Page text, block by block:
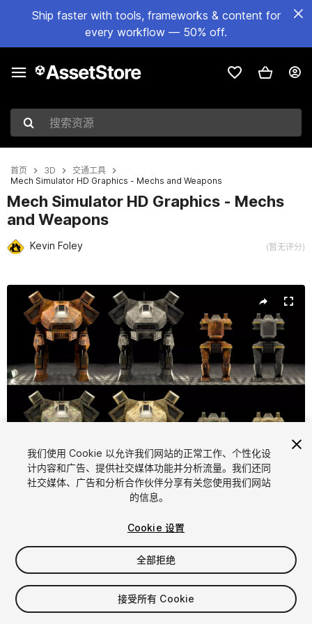
Ship faster with tools, frameworks & content for
every workflow — 50% off.
搜索资源
首页 3D
交通工具
Mech Simulator HD Graphics - Mechs and Weapons
Mech Simulator HD Graphics - Mechs
and Weapons
Kevin Foley (暂无评分)
当前幻灯片：1 / 10
1/10
$19.99
增值税将在结算时计算
我们使用 Cookie 以允许我们网站的正常工作、个性化设
计内容和广告、提供社交媒体功能并分析流量。我们还同
社交媒体、广告和分析合作伙伴分享有关您使用我们网站
的信息。
Cookie 设置
全部拒绝
接受所有 Cookie